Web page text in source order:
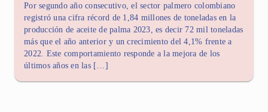
Por segundo año consecutivo, el sector palmero colombiano
registró una cifra récord de 1,84 millones de toneladas en la
producción de aceite de palma 2023, es decir 72 mil toneladas
más que el año anterior y un crecimiento del 4,1% frente a
2022. Este comportamiento responde a la mejora de los
últimos años en las […]